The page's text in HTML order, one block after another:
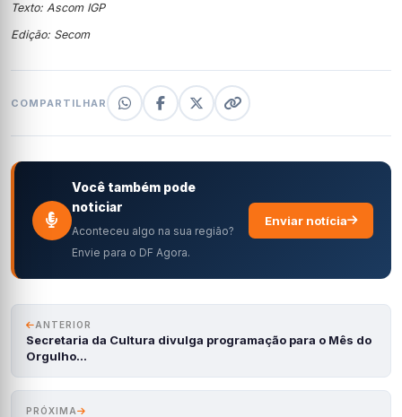
Texto: Ascom IGP
Edição: Secom
COMPARTILHAR
Você também pode
noticiar
Aconteceu algo na sua região?
Envie para o DF Agora.
Enviar notícia
ANTERIOR
Secretaria da Cultura divulga programação para o Mês do
Orgulho…
PRÓXIMA